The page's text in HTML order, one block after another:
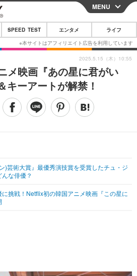
CLOSE
スマートフォン
その他
映画・ドラマ
その他
MENU
SPEED TEST エンタメ ライフ
メ映画『あの星に君がい
キーアートが解禁！
)芸術大賞』最優秀演技賞を受賞したチュ・ジ
な俳優？
挑戦！Netflix初の韓国アニメ映画『この星に
2025.5.15（木）10:55